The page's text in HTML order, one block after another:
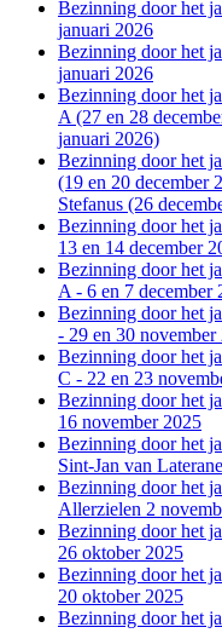
Bezinning door het
januari 2026
Bezinning door het
januari 2026
Bezinning door het
A (27 en 28
januari 2026)
Bezinning door het
(19 en 20 december
Stefanus (26
Bezinning door het
13 en 14 december
Bezinning door het
A - 6 en 7 december
Bezinning door het
- 29 en 30 november
Bezinning door het
C - 22 en 23
Bezinning door het
16 november 2025
Bezinning door het
Sint-Jan van
Bezinning door het
Allerzielen 2
Bezinning door het
26 oktober 2025
Bezinning door het
20 oktober 2025
Bezinning door het